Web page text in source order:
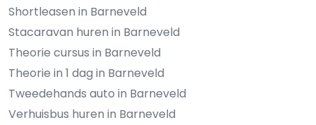
Shortleasen in Barneveld
Stacaravan huren in Barneveld
Theorie cursus in Barneveld
Theorie in 1 dag in Barneveld
Tweedehands auto in Barneveld
Verhuisbus huren in Barneveld